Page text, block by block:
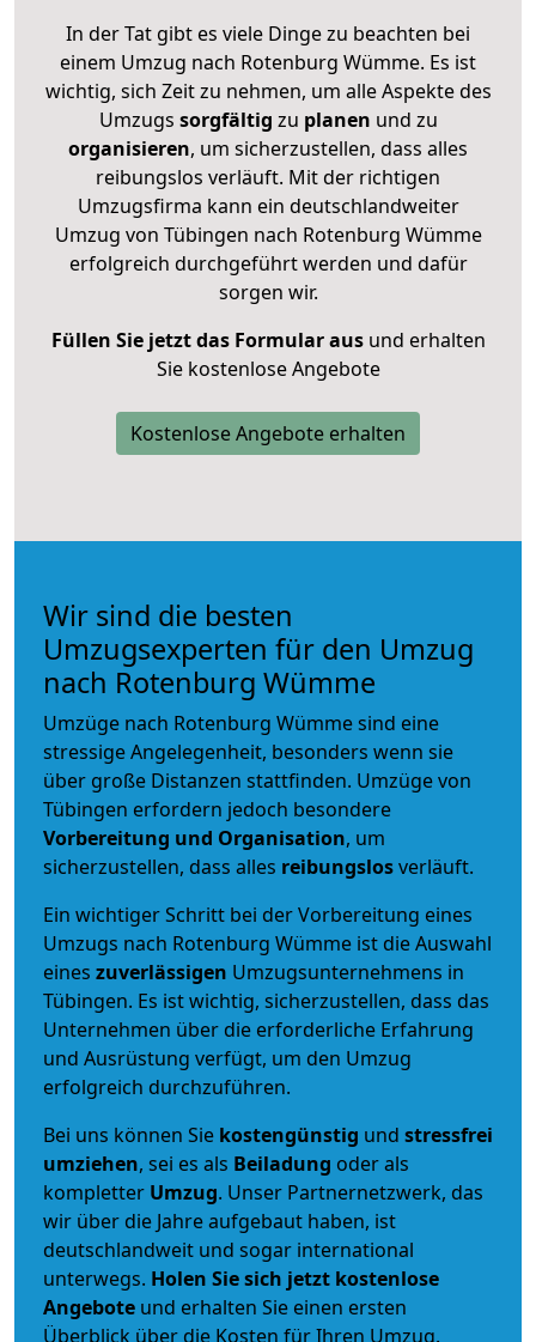
In der Tat gibt es viele Dinge zu beachten bei
einem Umzug nach Rotenburg Wümme. Es ist
wichtig, sich Zeit zu nehmen, um alle Aspekte des
Umzugs sorgfältig zu planen und zu
organisieren, um sicherzustellen, dass alles
reibungslos verläuft. Mit der richtigen
Umzugsfirma kann ein deutschlandweiter
Umzug von Tübingen nach Rotenburg Wümme
erfolgreich durchgeführt werden und dafür
sorgen wir.
Füllen Sie jetzt das Formular ausund erhalten
Sie kostenlose Angebote
Kostenlose Angebote erhalten
Wir sind die besten
Umzugsexperten für den Umzug
nach Rotenburg Wümme
Umzüge nach Rotenburg Wümme sind eine
stressige Angelegenheit, besonders wenn sie
über große Distanzen stattfinden. Umzüge von
Tübingen erfordern jedoch besondere
Vorbereitung und Organisation, um
sicherzustellen, dass alles reibungslosverläuft.
Ein wichtiger Schritt bei der Vorbereitung eines
Umzugs nach Rotenburg Wümme ist die Auswahl
eines zuverlässigen Umzugsunternehmens in
Tübingen. Es ist wichtig, sicherzustellen, dass das
Unternehmen über die erforderliche Erfahrung
und Ausrüstung verfügt, um den Umzug
erfolgreich durchzuführen.
Bei uns können Sie kostengünstig und stressfrei
umziehen, sei es als Beiladung oder als
kompletter Umzug. Unser Partnernetzwerk, das
wir über die Jahre aufgebaut haben, ist
deutschlandweit und sogar international
unterwegs. Holen Sie sich jetzt kostenlose
Angebote und erhalten Sie einen ersten
Überblick über die Kosten für Ihren Umzug.